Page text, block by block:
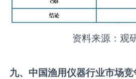
资料来源：观
九、中国渔用仪器行业市场